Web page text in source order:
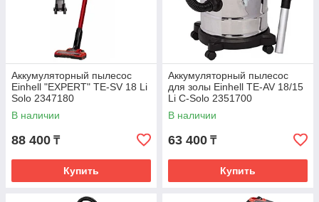
Аккумуляторный пылесос
Einhell "EXPERT" TE-SV 18 Li
Solo 2347180
В наличии
88 400 ₸
Купить
Аккумуляторный пылесос
для золы Einhell TE-AV 18/15
Li C-Solo 2351700
В наличии
63 400 ₸
Купить